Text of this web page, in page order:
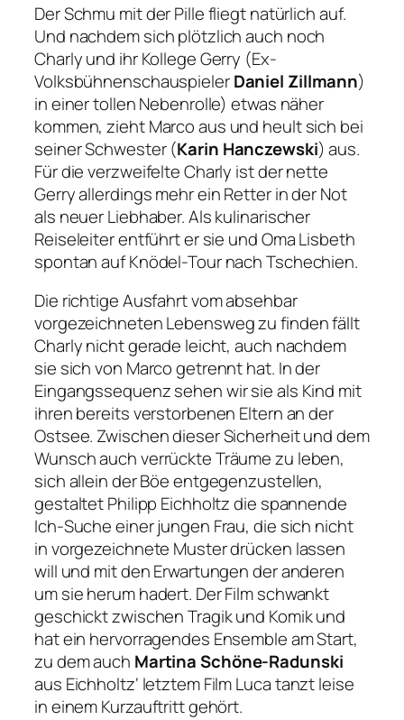
Der Schmu mit der Pille fliegt natürlich auf.
Und nachdem sich plötzlich auch noch
Charly und ihr Kollege Gerry (Ex-
VolksbühnenschauspielerDaniel Zillmann)
in einer tollen Nebenrolle) etwas näher
kommen, zieht Marco aus und heult sich bei
seiner Schwester (Karin Hanczewski) aus.
Für die verzweifelte Charly ist der nette
Gerry allerdings mehr ein Retter in der Not
als neuer Liebhaber. Als kulinarischer
Reiseleiter entführt er sie und Oma Lisbeth
spontan auf Knödel-Tour nach Tschechien.
Die richtige Ausfahrt vom absehbar
vorgezeichneten Lebensweg zu finden fällt
Charly nicht gerade leicht, auch nachdem
sie sich von Marco getrennt hat. In der
Eingangssequenz sehen wir sie als Kind mit
ihren bereits verstorbenen Eltern an der
Ostsee. Zwischen dieser Sicherheit und dem
Wunsch auch verrückte Träume zu leben,
sich allein der Böe entgegenzustellen,
gestaltet Philipp Eichholtz die spannende
Ich-Suche einer jungen Frau, die sich nicht
in vorgezeichnete Muster drücken lassen
will und mit den Erwartungen der anderen
um sie herum hadert. Der Film schwankt
geschickt zwischen Tragik und Komik und
hat ein hervorragendes Ensemble am Start,
zu dem auch Martina Schöne-Radunski
aus Eichholtz‘ letztem FilmLuca tanzt leise
in einem Kurzauftritt gehört.